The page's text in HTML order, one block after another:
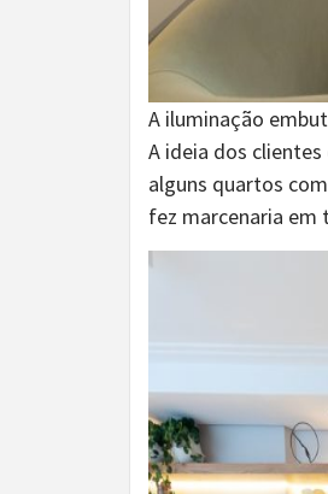
A iluminação
A ideia dos
alguns quartos
fez marcenaria em